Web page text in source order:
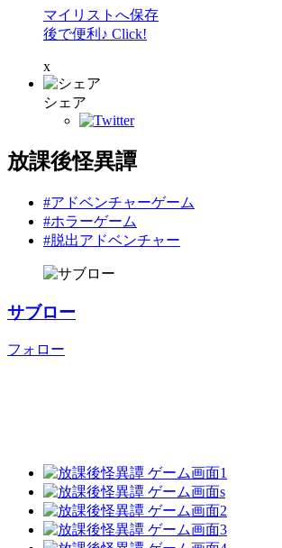
マイリストへ保存
後で便利♪ Click!
x
シェア
放課後怪異譚
#アドベンチャーゲーム
#ホラーゲーム
#脱出アドベンチャー
サブロー
フォロー